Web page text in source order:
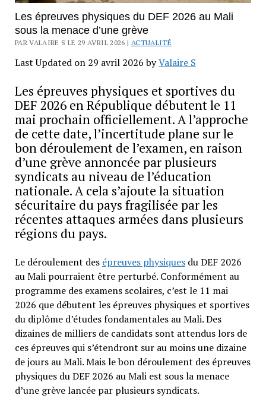
Les épreuves physiques du DEF 2026 au Mali
sous la menace d’une grève
PAR VALAIRE S LE 29 AVRIL 2026 | ACTUALITÉ
Last Updated on 29 avril 2026 byValaire S
Les épreuves physiques et sportives du
DEF 2026 en République débutent le 11
mai prochain officiellement. A l’approche
de cette date, l’incertitude plane sur le
bon déroulement de l’examen, en raison
d’une grève annoncée par plusieurs
syndicats au niveau de l’éducation
nationale. A cela s’ajoute la situation
sécuritaire du pays fragilisée par les
récentes attaques armées dans plusieurs
régions du pays.
Le déroulement des épreuves physiquesdu DEF 2026
au Mali pourraient être perturbé. Conformément au
programme des examens scolaires, c’est le 11 mai
2026 que débutent les épreuves physiques et sportives
du diplôme d’études fondamentales au Mali. Des
dizaines de milliers de candidats sont attendus lors de
ces épreuves qui s’étendront sur au moins une dizaine
de jours au Mali. Mais le bon déroulement des épreuves
physiques du DEF 2026 au Mali est sous la menace
d’une grève lancée par plusieurs syndicats.